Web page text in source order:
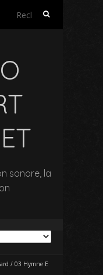
Rechercher :
sonore, la
/ 03 Hymne E